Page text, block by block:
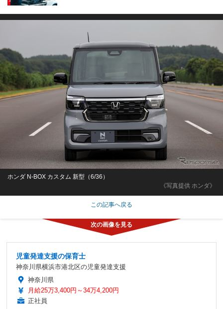
《写真提供 ホンダ》
ホンダ N-BOX カスタム 新型（6/36）
この記事へ戻る
児童発達支援の保育士
神奈川県横浜市港北区の児童発達支援
神奈川県
月給25万3,400円～34万4,200円
正社員